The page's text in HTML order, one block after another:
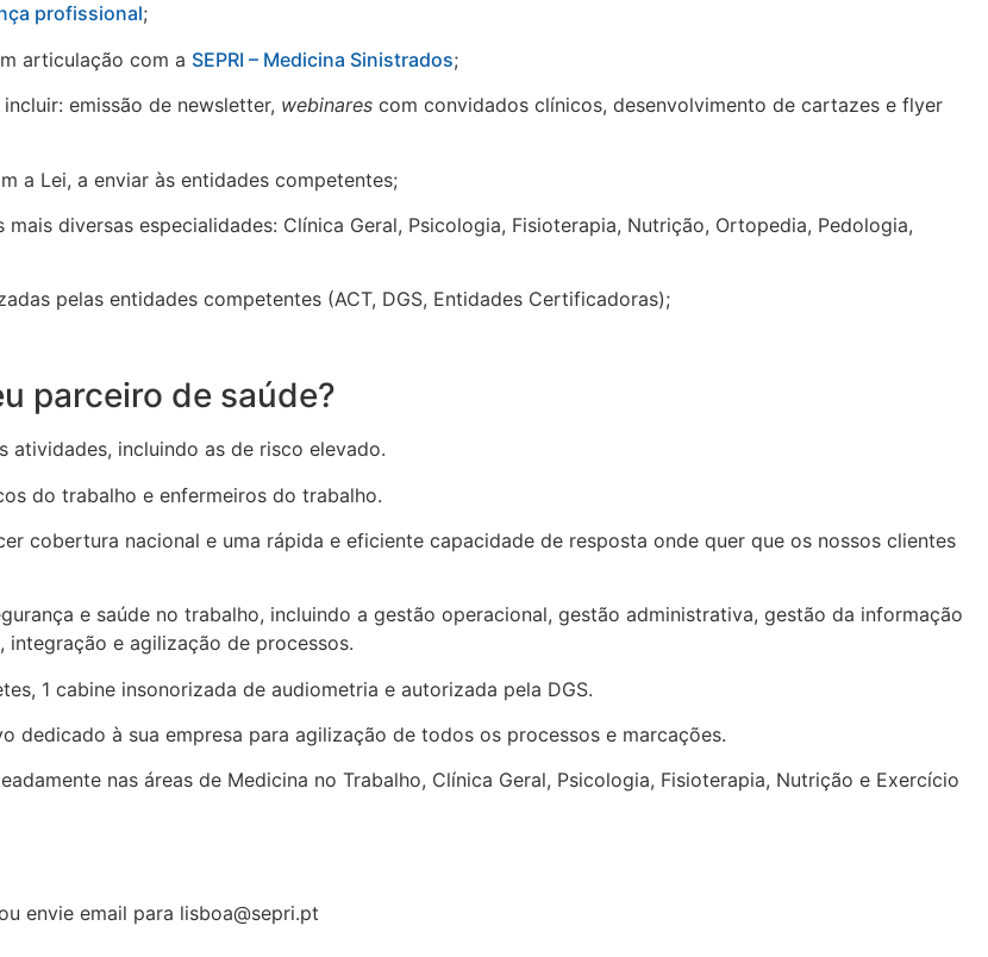
profissional;
articulação com a SEPRI – Medicina Sinistrados;
emissão de newsletter, webinares com convidados clínicos, desenvolvimento de cartazes e flyer
a Lei, a enviar às entidades competentes;
diversas especialidades: Clínica Geral, Psicologia, Fisioterapia, Nutrição, Ortopedia, Pedologia,
pelas entidades competentes (ACT, DGS, Entidades Certificadoras);
parceiro de saúde?
atividades, incluindo as de risco elevado.
do trabalho e enfermeiros do trabalho.
cobertura nacional e uma rápida e eficiente capacidade de resposta onde quer que os nossos clientes
e saúde no trabalho, incluindo a gestão operacional, gestão administrativa, gestão da informação
e agilização de processos.
1 cabine insonorizada de audiometria e autorizada pela DGS.
à sua empresa para agilização de todos os processos e marcações.
nas áreas de Medicina no Trabalho, Clínica Geral, Psicologia, Fisioterapia, Nutrição e Exercício
envie email para lisboa@sepri.pt